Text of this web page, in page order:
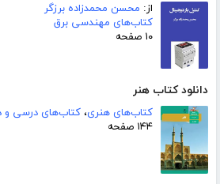
از: محسن محمدزاده برزگر
کتاب‌های مهندسی برق
۱۰ صفحه
دانلود کتاب هنر
کتاب‌های هنری، کتاب‌های درسی و
۱۴۴ صفحه